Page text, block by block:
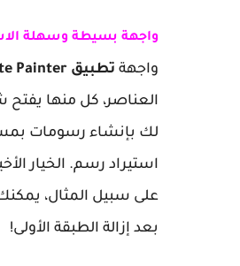
واجهة بسيطة وسهلة
واجهة تطبيق Infinite Painter مهكر عربي
العناصر، كل منها
لك بإنشاء رسومات
استيراد رسم. الخيار
على سبيل المثال،
بعد إزالة الطبقة الأولى!